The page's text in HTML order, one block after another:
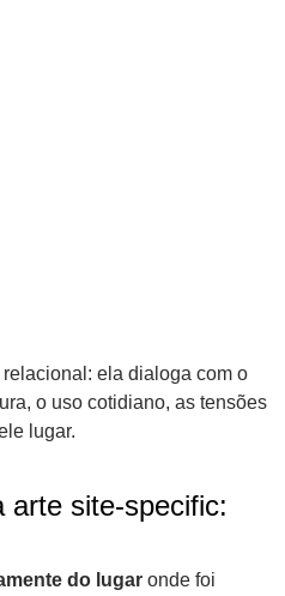
ela dialoga com o
o uso cotidiano, as tensões
lugar.
arte site-specific:
do lugar onde foi